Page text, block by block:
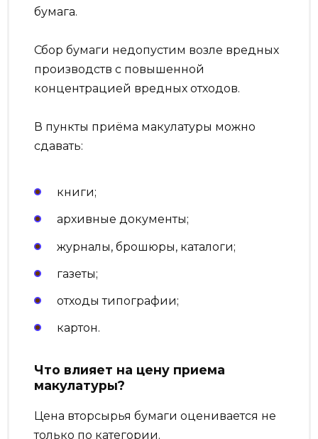
бумага.
Сбор бумаги недопустим возле вредных
производств с повышенной
концентрацией вредных отходов.
В пункты приёма макулатуры можно
сдавать:
книги;
архивные документы;
журналы, брошюры, каталоги;
газеты;
отходы типографии;
картон.
Что влияет на цену приема
макулатуры?
Цена вторсырья бумаги оценивается не
только по категории.